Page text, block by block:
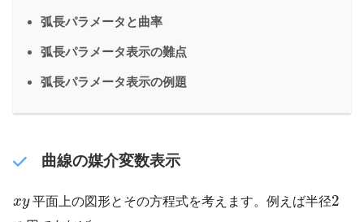
弧長パラメータと曲率
弧長パラメータ表示の難点
弧長パラメータ表示の例題
曲線の媒介変数表示
xy
xy平面上の図形とその方程式を考えます。例えば半径2
2